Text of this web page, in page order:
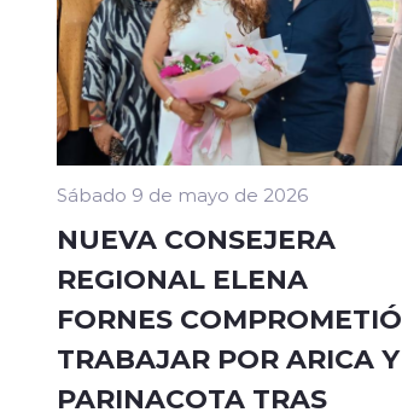
Sábado 9 de mayo de 2026
NUEVA CONSEJERA
REGIONAL ELENA
FORNES COMPROMETIÓ
TRABAJAR POR ARICA Y
PARINACOTA TRAS